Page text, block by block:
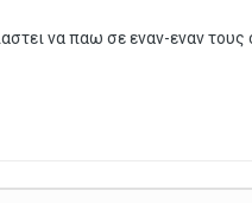
να παω σε εναν-εναν